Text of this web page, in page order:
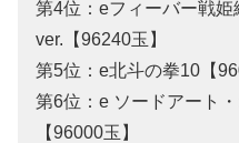
第4位：eフィーバー戦
ver.【96240玉】
第5位：e北斗の拳10【
第6位：e ソードアート
【96000玉】